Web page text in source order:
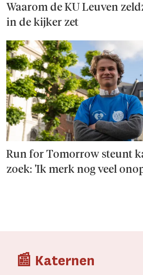
Waarom de KU Leuven
in de kijker zet
Run for Tomorrow steunt
zoek: 'Ik merk nog veel
📰 Katernen